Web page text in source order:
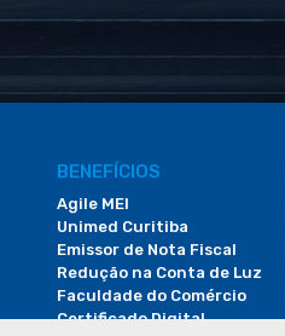
BENEFÍCIOS
Agile MEI
Unimed Curitiba
Emissor de Nota Fiscal
Redução na Conta de Luz
Faculdade do Comércio
Certificado Digital